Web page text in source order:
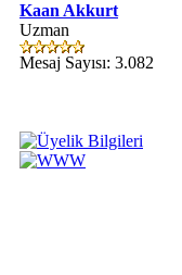
Kaan Akkurt
Uzman
Mesaj Sayısı: 3.082